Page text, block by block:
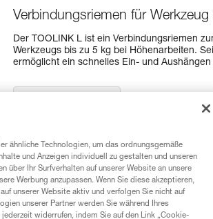
Verbindungsriemen für
Der TOOLINK L ist ein Verbindungsriemen
Werkzeugs bis zu 5 kg bei Höhenarbeiten.
ermöglicht ein schnelles Ein- und
ähnliche Technologien, um das ordnungsgemäße
und Anzeigen individuell zu gestalten und unseren
über Ihr Surfverhalten auf unserer Website an unsere
Werbung anzupassen. Wenn Sie diese akzeptieren,
unserer Website aktiv und verfolgen Sie nicht auf
unserer Partner werden Sie während Ihres
widerrufen, indem Sie auf den Link „Cookie-